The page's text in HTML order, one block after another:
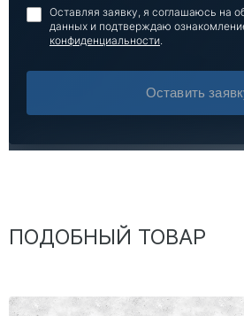
Оставляя заявку, я соглашаюсь на
данных и подтверждаю
конфиденциальности
Оставить
ПОДОБНЫЙ ТОВАР